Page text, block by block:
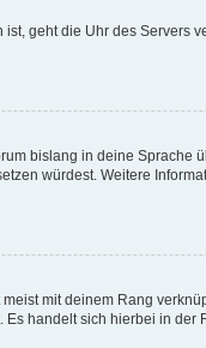
geht die Uhr des Servers
bislang in deine Sprache
würdest. Weitere
mit deinem Rang
handelt sich hierbei in